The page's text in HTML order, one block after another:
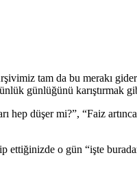
tam da bu merakı
günlüğünü karıştırmak
hep düşer mi?”, “Faiz
o gün “işte